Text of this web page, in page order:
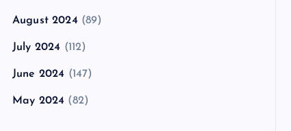
August 2024 (89)
July 2024 (112)
June 2024 (147)
May 2024 (82)